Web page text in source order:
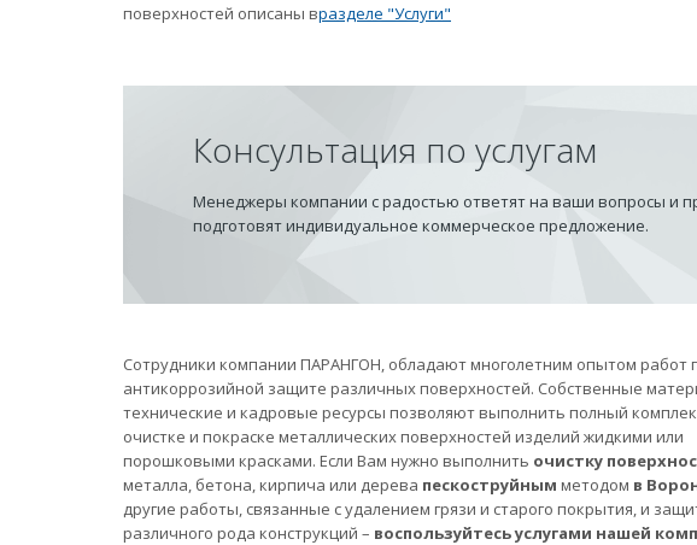
поверхностей описаны вразделе "Услуги"
Консультация по услугам
Менеджеры компании с радостью ответят на ваши вопросы и
подготовят индивидуальное коммерческое предложение.
Сотрудники компании ПАРАНГОН, обладают многолетним опытом работ
антикоррозийной защите различных поверхностей. Собственные
технические и кадровые ресурсы позволяют выполнить полный
очистке и покраске металлических поверхностей изделий жидкими или
порошковыми красками. Если Вам нужно выполнить очистку
металла, бетона, кирпича или дерева пескоструйным методом в
другие работы, связанные с удалением грязи и старого покрытия, и
различного рода конструкций – воспользуйтесь услугами нашей